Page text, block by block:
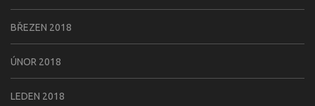
BŘEZEN 2018
ÚNOR 2018
LEDEN 2018